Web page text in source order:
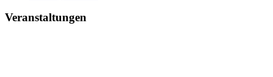
Veranstaltungen